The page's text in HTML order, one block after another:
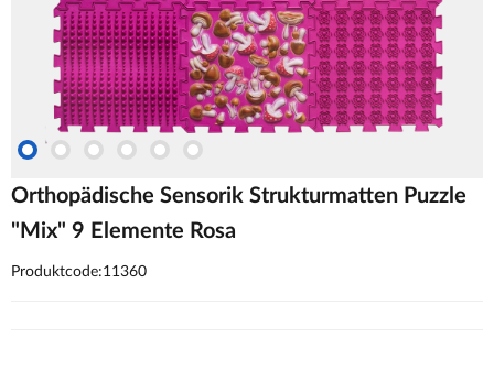
Orthopädische Sensorik Strukturmatten Puzzle
"Mix" 9 Elemente Rosa
Produktcode:11360